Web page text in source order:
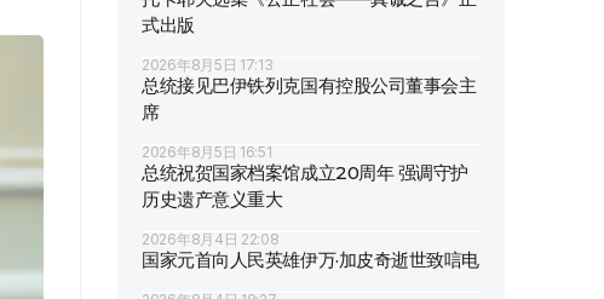
式出版
2026年8月5日 17:13
总统接见巴伊铁列克国有控股公司董事会主
席
2026年8月5日 16:51
总统祝贺国家档案馆成立20周年 强调守护
历史遗产意义重大
2026年8月4日 22:08
国家元首向人民英雄伊万·加皮奇逝世致唁电